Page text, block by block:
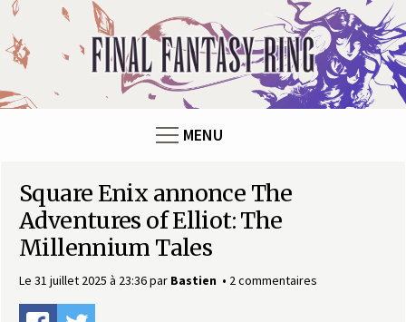
F
n
MENU
Square Enix annonce The
Adventures of Elliot: The
Millennium Tales
Le 31 juillet 2025 à 23:36par Bastien 2 commentaires
Panneau de gestion des cookies